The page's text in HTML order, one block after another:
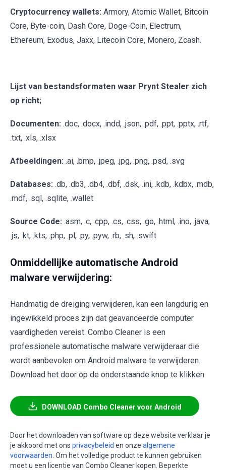
Cryptocurrency wallets: Armory, Atomic Wallet, Bitcoin
Core, Byte-coin, Dash Core, Doge-Coin, Electrum,
Ethereum, Exodus, Jaxx, Litecoin Core, Monero, Zcash.
Lijst van bestandsformaten waar Prynt Stealer zich
op richt;
Documenten: .doc, .docx, .indd, .json, .pdf, .ppt, .pptx, .rtf,
.txt, .xls, .xlsx
Afbeeldingen: .ai, .bmp, .jpeg, .jpg, .png, .psd, .svg
Databases: .db, .db3, .db4, .dbf, .dsk, .ini, .kdb, .kdbx, .mdb,
.mdf, .sql, .sqlite, .wallet
Source Code: .asm, .c, .cpp, .cs, .css, .go, .html, .ino, .java,
.js, .kt, .kts, .php, .pl, .py, .pyw, .rb, .sh, .swift
Onmiddellijke automatische Android
malware verwijdering:
Handmatig de dreiging verwijderen, kan een langdurig en
ingewikkeld proces zijn dat geavanceerde computer
vaardigheden vereist. Combo Cleaner is een
professionele automatische malware verwijderaar die
wordt aanbevolen om Android malware te verwijderen.
Download het door op de onderstaande knop te klikken:
DOWNLOAD Combo Cleaner voor Android
Door het downloaden van software op deze website verklaar je
je akkoord met ons privacybeleid en onze algemene
voorwaarden . Om het volledige product te kunnen gebruiken
moet u een licentie van Combo Cleaner kopen. Beperkte